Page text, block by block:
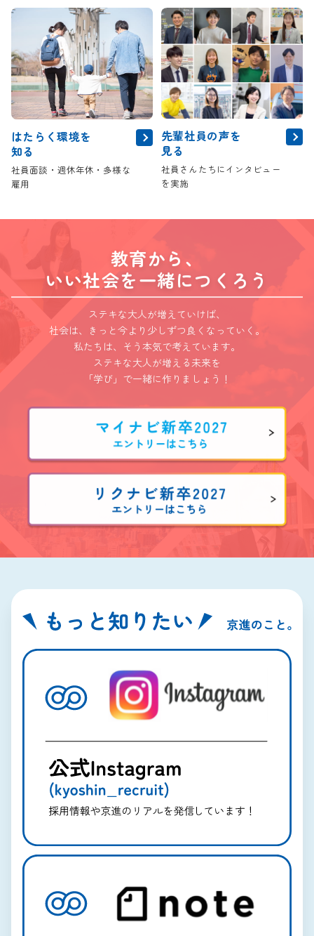
はたらく環境を
知る
社員面談・週休年休・多様な
雇用
先輩社員の声を
見る
社員さんたちにインタビュー
を実施
教育から、
いい社会を一緒につくろう
ステキな大人が増えていけば、
社会は、きっと今より少しずつ良くなっていく。
私たちは、そう本気で考えています。
ステキな大人が増える未来を
「学び」で一緒に作りましょう！